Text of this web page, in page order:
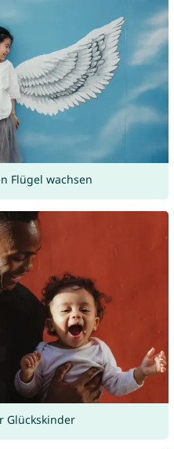
Flügel wachsen
Glückskinder